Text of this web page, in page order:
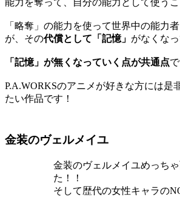
「略奪」の能力を使って世界中の能力
が、その代償として「記憶」 がなくなっ
「記憶」が無くなっていく点が共通点
P.A.WORKSのアニメが好きな方には是
たい作品です！
金装のヴェルメイユ
金装のヴェルメイユめっち
た！！
そして歴代の女性キャラの